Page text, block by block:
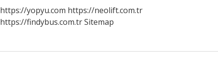
https://yopyu.com https://neolift.com.tr
https://findybus.com.trSitemap